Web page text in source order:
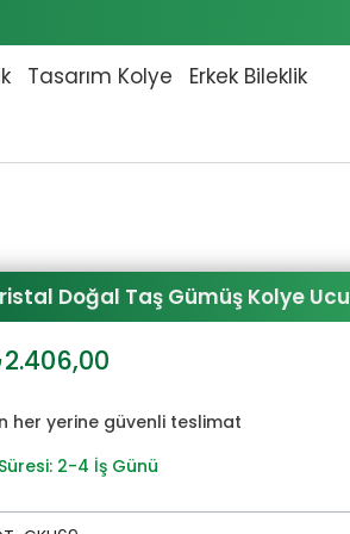
Tasarım Kolye
Erkek Bileklik
Doğal Taş Gümüş Kolye Ucu
2.406,00
fiyat:
₺2.406,00.
her yerine güvenli teslimat
2-4 İş Günü